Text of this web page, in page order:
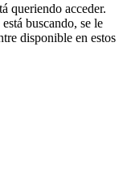
queriendo acceder.
buscando, se le
disponible en estos